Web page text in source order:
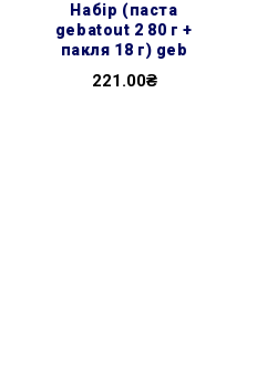
набір (паста
gebatout 2 80 г +
пакля 18 г) geb
221.00₴